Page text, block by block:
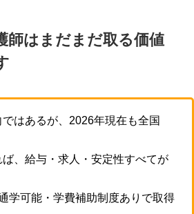
師はまだまだ取る価値
はあるが、2026年現在も全国
、給与・求人・安定性すべてが
学可能・学費補助制度ありで取得